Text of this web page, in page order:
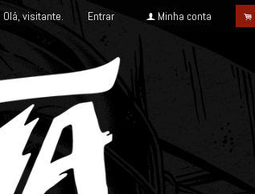
Olá, visitante. Entrar f Minha conta .